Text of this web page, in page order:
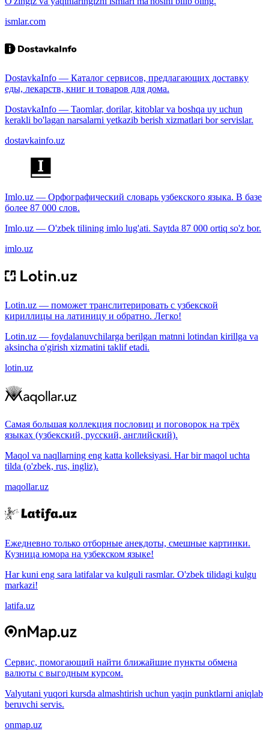
ismlar.com
DostavkaInfo — Каталог сервисов, предлагающих доставку
еды, лекарств, книг и товаров для дома.
DostavkaInfo — Taomlar, dorilar, kitoblar va boshqa uy uchun
kerakli bo'lagan narsalarni yetkazib berish xizmatlari bor servislar.
dostavkainfo.uz
Imlo.uz — Орфографический словарь узбекского языка. В базе
более 87 000 слов.
Imlo.uz — O'zbek tilining imlo lug'ati. Saytda 87 000 ortiq so'z bor.
imlo.uz
Lotin.uz — поможет транслитерировать с узбекской
кириллицы на латиницу и обратно. Легко!
Lotin.uz — foydalanuvchilarga berilgan matnni lotindan kirillga va
aksincha o'girish xizmatini taklif etadi.
lotin.uz
Самая большая коллекция пословиц и поговорок на трёх
языках (узбекский, русский, английский).
Maqol va naqllarning eng katta kolleksiyasi. Har bir maqol uchta
tilda (o'zbek, rus, ingliz).
maqollar.uz
Ежедневно только отборные анекдоты, смешные картинки.
Кузница юмора на узбекском языке!
Har kuni eng sara latifalar va kulguli rasmlar. O'zbek tilidagi kulgu
markazi!
latifa.uz
Сервис, помогающий найти ближайшие пункты обмена
валюты с выгодным курсом.
Valyutani yuqori kursda almashtirish uchun yaqin punktlarni aniqlab
beruvchi servis.
onmap.uz